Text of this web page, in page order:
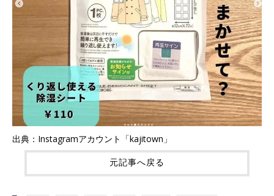
出典：Instagramアカウント「kajitown」
元記事へ戻る